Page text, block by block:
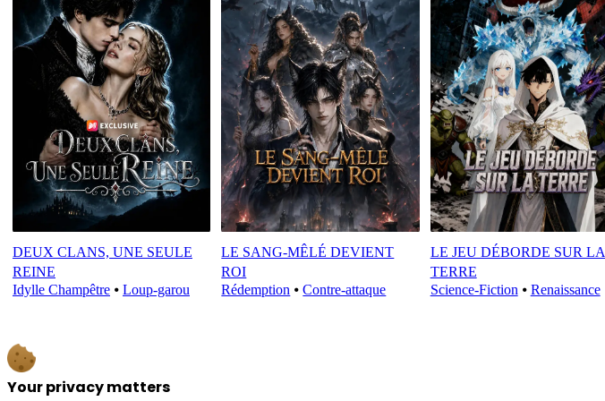
DEUX CLANS, UNE SEULE
REINE
Idylle Champêtre ⦁ Loup-garou
LE SANG-MÊLÉ DEVIENT
ROI
Rédemption ⦁Contre-attaque
LE JEU DÉBORDE SUR LA
TERRE
Science-Fiction ⦁ Renaissance
Your privacy matters